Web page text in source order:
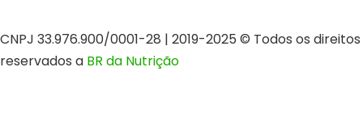
CNPJ 33.976.900/0001-28 | 2019-2025 © Todos os direitos
reservados a BR da Nutrição